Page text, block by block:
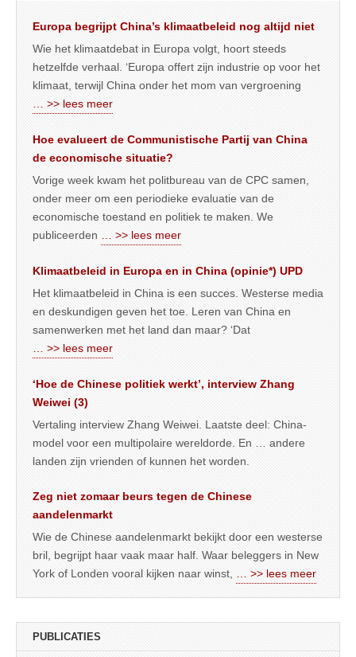
Europa begrijpt China’s klimaatbeleid nog altijd niet
Wie het klimaatdebat in Europa volgt, hoort steeds
hetzelfde verhaal. ‘Europa offert zijn industrie op voor het
klimaat, terwijl China onder het mom van vergroening
… >> lees meer
Hoe evalueert de Communistische Partij van China
de economische situatie?
Vorige week kwam het politbureau van de CPC samen,
onder meer om een periodieke evaluatie van de
economische toestand en politiek te maken. We
publiceerden
… >> lees meer
Klimaatbeleid in Europa en in China (opinie*) UPD
Het klimaatbeleid in China is een succes. Westerse media
en deskundigen geven het toe. Leren van China en
samenwerken met het land dan maar? ‘Dat
… >> lees meer
‘Hoe de Chinese politiek werkt’, interview Zhang
Weiwei (3)
Vertaling interview Zhang Weiwei. Laatste deel: China-
model voor een multipolaire wereldorde. En … andere
landen zijn vrienden of kunnen het worden.
Zeg niet zomaar beurs tegen de Chinese
aandelenmarkt
Wie de Chinese aandelenmarkt bekijkt door een westerse
bril, begrijpt haar vaak maar half. Waar beleggers in New
York of Londen vooral kijken naar winst,
… >> lees meer
PUBLICATIES